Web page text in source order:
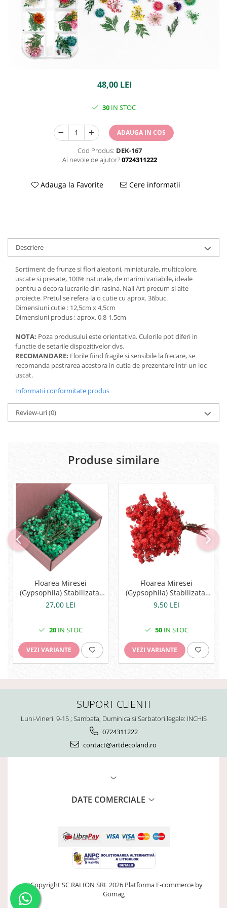
48,00 LEI
30IN STOC
ADAUGA IN COS
Cod Produs: DEK-167
Ai nevoie de ajutor?0724311222
Adauga la Favorite Cere informatii
Descriere
Sortiment de frunze si flori aleatorii, miniaturale, multicolore,
uscate si presate, 100% naturale,de marimi variabile, ideale
pentru a decora lucrarile din rasina, Nail Art precum si alte
proiecte. Pretul se refera la o cutie cu aprox. 36buc.
Dimensiuni cutie : 12,5cm x 4,5cm
Dimensiuni produs : aprox. 0,8-1,5cm
NOTA: Poza produsului este orientativa. Culorile pot diferi in
functie de setarile dispozitivelor dvs.
RECOMANDARE: Florile fiind fragile și sensibile la frecare, se
recomanda pastrarea acestora in cutia de prezentare intr-un loc
uscat.
Informatii conformitate produs
Review-uri(0)
Produse similare
Floarea Miresei
(Gypsophila) Stabilizata,
L10cm - Buchet 100 fire
27,00 LEI
20 IN STOC
VEZI VARIANTE
Floarea Miresei
(Gypsophila) Stabilizata,
L15cm - Buchet 15g
9,50 LEI
50 IN STOC
VEZI VARIANTE
SUPORT CLIENTI
Luni-Vineri: 9-15 ; Sambata, Duminica si Sarbatori legale: INCHIS
0724311222
contact@artdecoland.ro
DATE COMERCIALE
©Copyright SC RALION SRL 2026 Platforma E-commerce by
Gomag